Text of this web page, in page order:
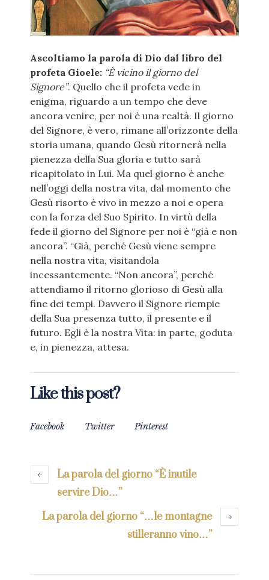
Ascoltiamo la parola di Dio dal libro del
profeta Gioele: “È vicino il giorno del
Signore”. Quello che il profeta vede in
enigma, riguardo a un tempo che deve
ancora venire, per noi è una realtà. Il giorno
del Signore, è vero, rimane all’orizzonte della
storia umana, quando Gesù ritornerà nella
pienezza della Sua gloria e tutto sarà
ricapitolato in Lui. Ma quel giorno è anche
nell’oggi della nostra vita, dal momento che
Gesù risorto è vivo in mezzo a noi e opera
con la forza del Suo Spirito. In virtù della
fede il giorno del Signore per noi è “già e non
ancora”. “Già, perché Gesù viene sempre
nella nostra vita, visitandola
incessantemente. “Non ancora”, perché
attendiamo il ritorno glorioso di Gesù alla
fine dei tempi. Davvero il Signore riempie
della Sua presenza tutto, il presente e il
futuro. Egli è la nostra Vita: in parte, goduta
e, in pienezza, attesa.
Like this post?
Facebook Twitter Pinterest
La parola del giorno “È inutile
servire Dio…”
La parola del giorno “…le montagne
stilleranno vino…”